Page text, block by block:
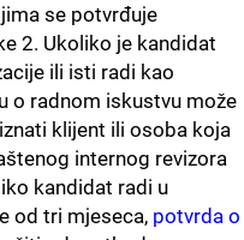
se potvrđuje
2. Ukoliko je kandidat
ili isti radi kao
o radnom iskustvu može
klijent ili osoba koja
internog revizora
kandidat radi u
od tri mjeseca, potvrda o